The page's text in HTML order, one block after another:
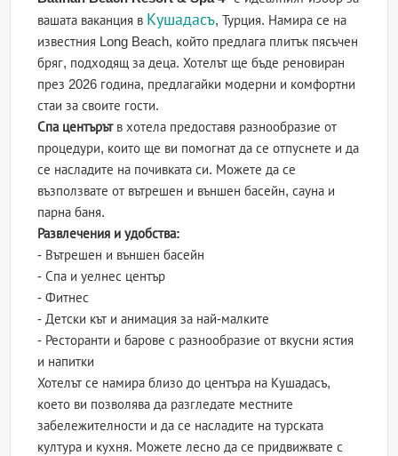
вашата ваканция в Кушадасъ, Турция. Намира се на
известния Long Beach, който предлага плитък пясъчен
бряг, подходящ за деца. Хотелът ще бъде реновиран
през 2026 година, предлагайки модерни и комфортни
стаи за своите гости.
Спа центърътв хотела предоставя разнообразие от
процедури, които ще ви помогнат да се отпуснете и да
се насладите на почивката си. Можете да се
възползвате от вътрешен и външен басейн, сауна и
парна баня.
Развлечения и удобства:
- Вътрешен и външен басейн
- Спа и уелнес център
- Фитнес
- Детски кът и анимация за най-малките
- Ресторанти и барове с разнообразие от вкусни ястия
и напитки
Хотелът се намира близо до центъра на Кушадасъ,
което ви позволява да разгледате местните
забележителности и да се насладите на турската
култура и кухня. Можете лесно да се придвижвате с